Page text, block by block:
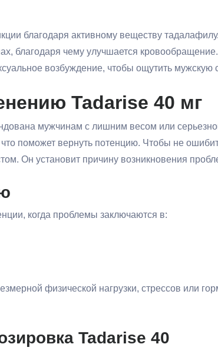
благодаря активному веществу
благодаря чему улучшается
возбуждение, чтобы ощутить мужскую
Tadarise 40 мг
мужчинам с лишним весом или
что поможет вернуть потенцию. Чтобы не
Он установит причину возникновения
когда проблемы заключаются в:
физической нагрузки, стрессов или
Tadarise 40